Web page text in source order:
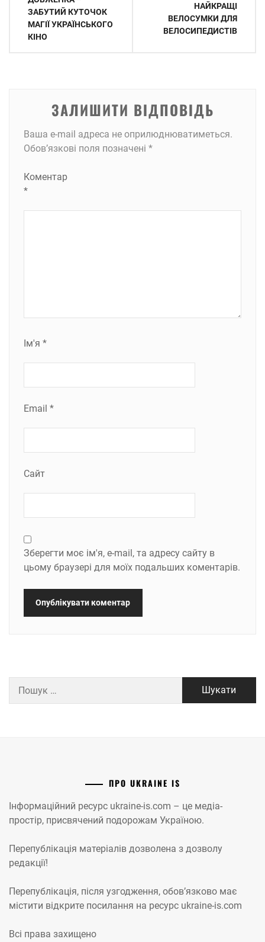
ЗАБУТИЙ КУТОЧОК
МАГІЇ УКРАЇНСЬКОГО
КІНО
НАЙКРАЩІ
ВЕЛОСУМКИ ДЛЯ
ВЕЛОСИПЕДИСТІВ
ЗАЛИШИТИ ВІДПОВІДЬ
Ваша e-mail адреса не оприлюднюватиметься.
Обов’язкові поля позначені *
Коментар
*
Ім'я *
Email *
Сайт
Зберегти моє ім'я, e-mail, та адресу сайту в
цьому браузері для моїх подальших коментарів.
ПРО UKRAINE IS
Інформаційний ресурс ukraine-is.com – це медіа-
простір, присвячений подорожам Україною.
Перепублікація матеріалів дозволена з дозволу
редакції!
Перепублікація, після узгодження, обов’язково має
містити відкрите посилання на ресурс ukraine-is.com
Всі права захищено